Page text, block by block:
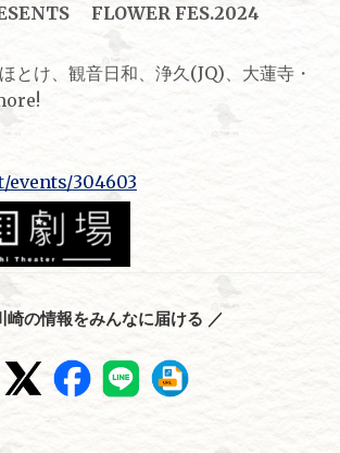
FLOWER FES.2024
とけ、観音日和、浄久(JQ)、大蓮寺・
304603
崎の情報をみんなに届ける ／